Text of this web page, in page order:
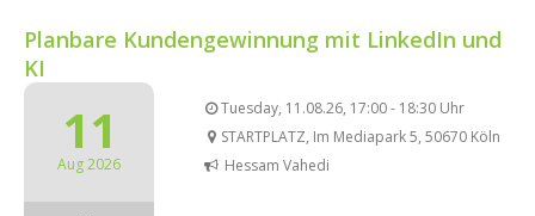
Planbare Kundengewinnung mit LinkedIn und
KI
11
Aug 2026
Tuesday, 11.08.26, 17:00 - 18:30 Uhr
STARTPLATZ, Im Mediapark 5, 50670 Köln
Hessam Vahedi